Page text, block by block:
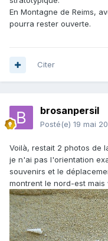
En Montagne de Reims,
pourra rester ouverte.
Citer
brosanpersil
Posté(e) 19 mai
Voilà, restait 2 photos de
je n'ai pas l'orientation
souvenirs et le
montrent le nord-est mais